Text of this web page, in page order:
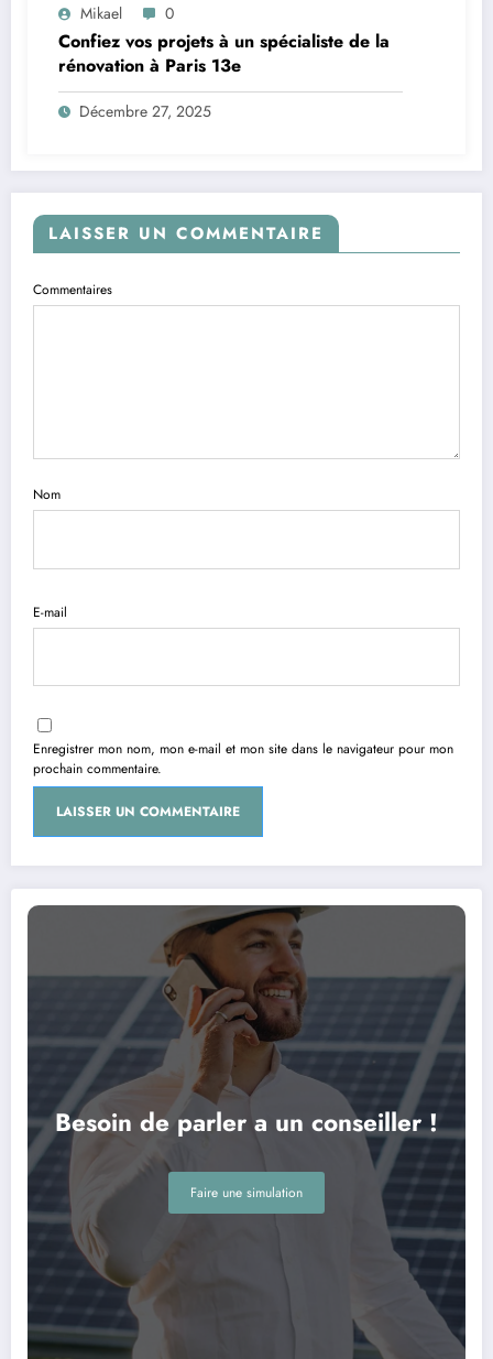
Mikael 0
Confiez vos projets à un spécialiste de la
rénovation à Paris 13e
Décembre 27, 2025
LAISSER UN COMMENTAIRE
Commentaires
Nom
E-mail
Enregistrer mon nom, mon e-mail et mon site dans le navigateur pour mon
prochain commentaire.
Besoin de parler a un conseiller !
Faire une simulation